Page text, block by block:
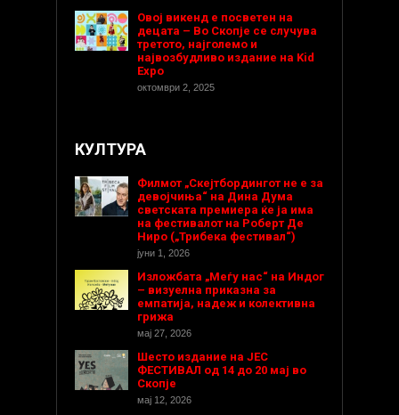
Овој викенд е посветен на
децата – Во Скопје се случува
третото, најголемо и
највозбудливо издание на Kid
Expo
октомври 2, 2025
КУЛТУРА
Филмот „Скејтбордингот не е за
девојчиња“ на Дина Дума
светската премиера ќе ја има
на фестивалот на Роберт Де
Ниро („Трибека фестивал“)
јуни 1, 2026
Изложбата „Меѓу нас“ на Индог
– визуелна приказна за
емпатија, надеж и колективна
грижа
мај 27, 2026
Шесто издание на ЈЕС
ФЕСТИВАЛ од 14 до 20 мај во
Скопје
мај 12, 2026